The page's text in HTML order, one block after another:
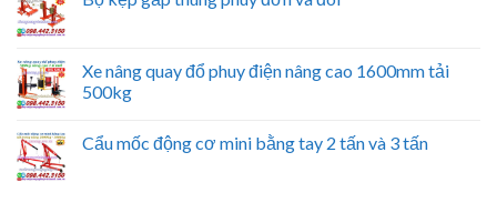
Xe nâng quay đổ phuy điện nâng cao 1600mm tải
500kg
Cẩu mốc động cơ mini bằng tay 2 tấn và 3 tấn